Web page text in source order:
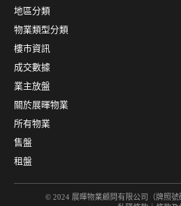
地區分類
物業類型分類
樓市資訊
成交數據
業主放盤
關於展暉物業
所有物業
售盤
租盤
© 2024 展暉物業顧問有限公司（牌照號